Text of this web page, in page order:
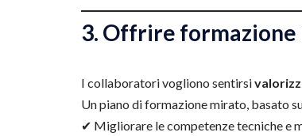
3. Offrire formazione
I collaboratori vogliono sentirsi
Un piano di formazione mirato, basato
✔ Migliorare le competenze tecniche e